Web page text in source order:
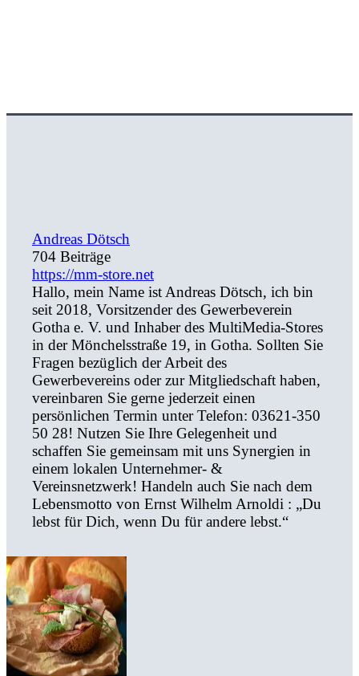
Andreas Dötsch
704 Beiträge
https://mm-store.net
Hallo, mein Name ist Andreas Dötsch, ich bin
seit 2018, Vorsitzender des Gewerbeverein
Gotha e. V. und Inhaber des MultiMedia-Stores
in der Mönchelsstraße 19, in Gotha. Sollten Sie
Fragen bezüglich der Arbeit des
Gewerbevereins oder zur Mitgliedschaft haben,
vereinbaren Sie gerne jederzeit einen
persönlichen Termin unter Telefon: 03621-350
50 28! Nutzen Sie Ihre Gelegenheit und
schaffen Sie gemeinsam mit uns Synergien in
einem lokalen Unternehmer- &
Vereinsnetzwerk! Handeln auch Sie nach dem
Lebensmotto von Ernst Wilhelm Arnoldi : „Du
lebst für Dich, wenn Du für andere lebst.“